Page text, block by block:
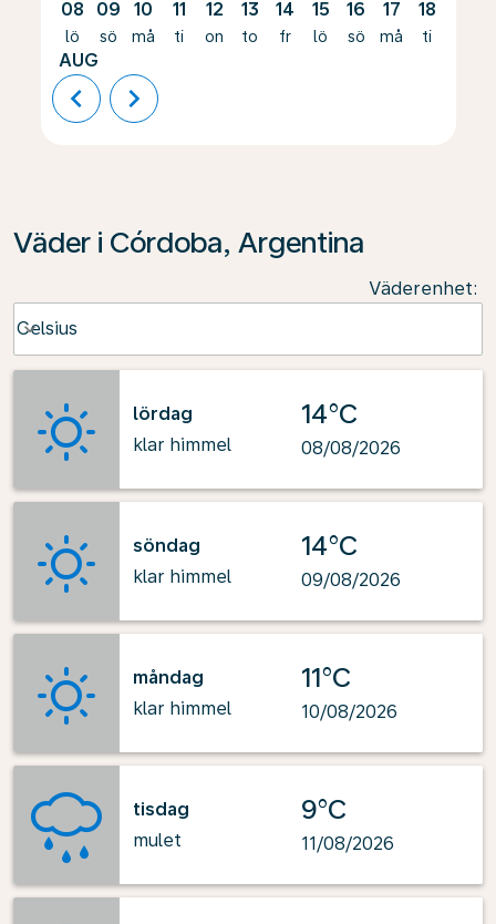
08
lö
AUG
09
sö
10
må
11
ti
12
on
13
to
14
fr
15
lö
16
sö
17
må
18
ti
chevron_left chevron_right
Väder i Córdoba, Argentina
Väderenhet:
Celsius
keyboard_arrow_down
lördag
klar himmel
14°C
08/08/2026
söndag
klar himmel
14°C
09/08/2026
måndag
klar himmel
11°C
10/08/2026
tisdag
mulet
9°C
11/08/2026